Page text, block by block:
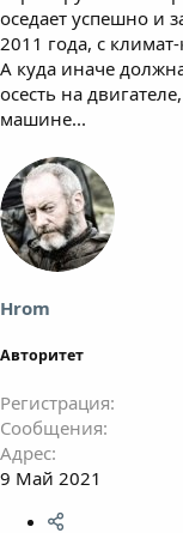
оседает успешно и
2011 года, с
А куда иначе
осесть на
машине...
Hrom
Авторитет
Регистрация
Сообщения
Адрес
9 Май 2021